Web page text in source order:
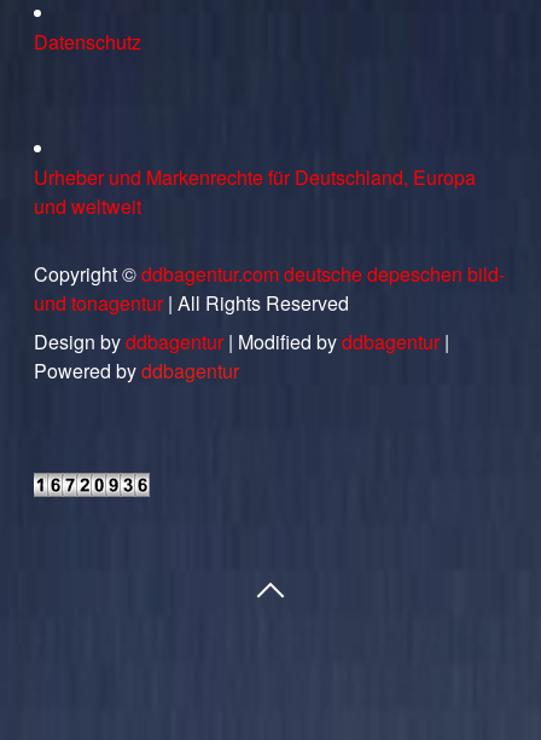
Datenschutz
Urheber und Markenrechte für Deutschland, Europa
und weltweit
Copyright ©ddbagentur.com deutsche depeschen bild-
und tonagentur| All Rights Reserved
Design byddbagentur| Modified byddbagentur|
Powered byddbagentur